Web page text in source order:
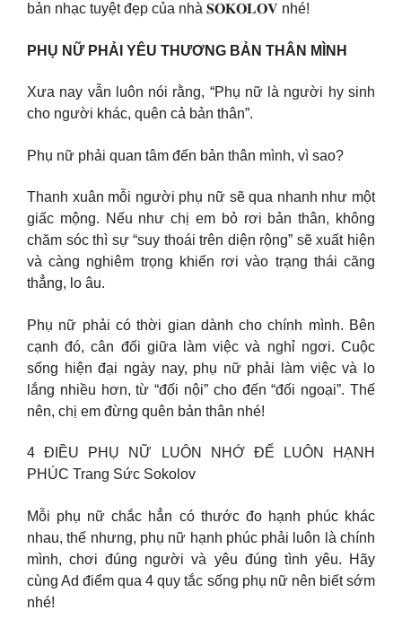
bản nhạc tuyệt đẹp của nhà 𝐒𝐎𝐊𝐎𝐋𝐎𝐕 nhé!
PHỤ NỮ PHẢI YÊU THƯƠNG BẢN THÂN MÌNH
Xưa nay vẫn luôn nói rằng, “Phụ nữ là người hy sinh
cho người khác, quên cả bản thân”.
Phụ nữ phải quan tâm đến bản thân mình, vì sao?
Thanh xuân mỗi người phụ nữ sẽ qua nhanh như một
giấc mộng. Nếu như chị em bỏ rơi bản thân, không
chăm sóc thì sự “suy thoái trên diện rộng” sẽ xuất hiện
và càng nghiêm trọng khiến rơi vào trạng thái căng
thẳng, lo âu.
Phụ nữ phải có thời gian dành cho chính mình. Bên
cạnh đó, cân đối giữa làm việc và nghỉ ngơi. Cuộc
sống hiện đại ngày nay, phụ nữ phải làm việc và lo
lắng nhiều hơn, từ “đối nội” cho đến “đối ngoại”. Thế
nên, chị em đừng quên bản thân nhé!
4 ĐIỀU PHỤ NỮ LUÔN NHỚ ĐỂ LUÔN HẠNH
PHÚC Trang Sức Sokolov
Mỗi phụ nữ chắc hẳn có thước đo hạnh phúc khác
nhau, thế nhưng, phụ nữ hạnh phúc phải luôn là chính
mình, chơi đúng người và yêu đúng tình yêu. Hãy
cùng Ad điểm qua 4 quy tắc sống phụ nữ nên biết sớm
nhé!